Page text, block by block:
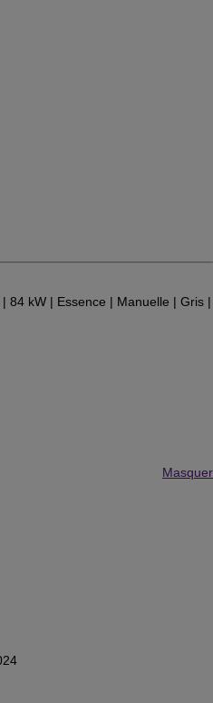
| 84 kW | Essence | Manuelle | Gris
Masquer